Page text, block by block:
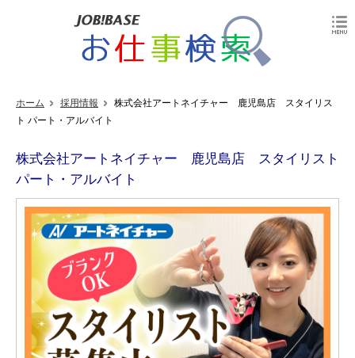
ホーム 採用情報
株式会社アートネイチャー 鹿児島店 スタイリス
ト パート・アルバイト
株式会社アートネイチャー 鹿児島店 スタイリスト
パート・アルバイト